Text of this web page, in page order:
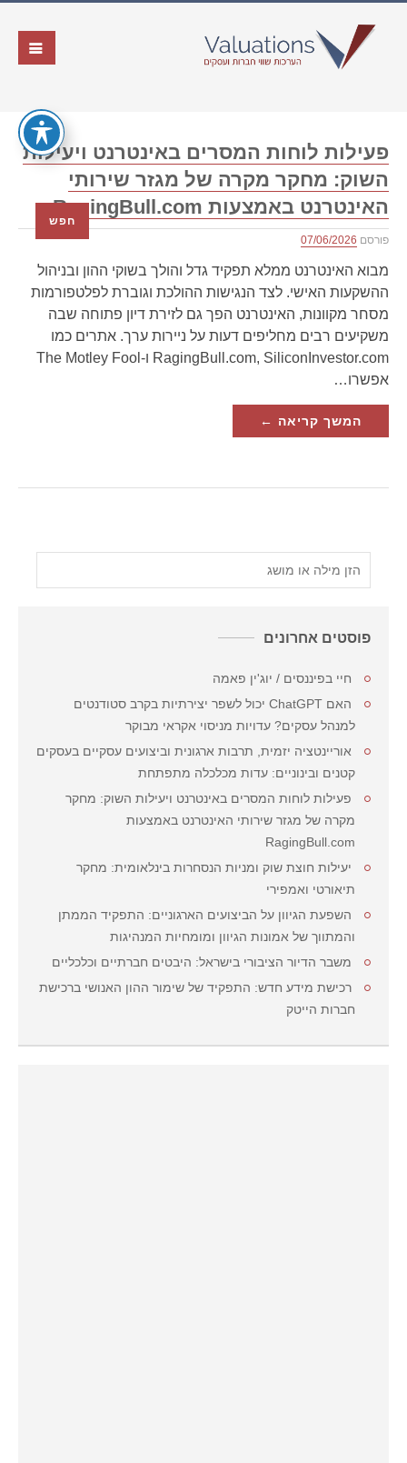
פעילות לוחות המסרים באינטרנט ויעילות
השוק: מחקר מקרה של מגזר שירותי
האינטרנט באמצעות RagingBull.com
פורסם 07/06/2026
מבוא האינטרנט ממלא תפקיד גדל והולך בשוקי ההון ובניהול
ההשקעות האישי. לצד הנגישות ההולכת וגוברת לפלטפורמות
מסחר מקוונות, האינטרנט הפך גם לזירת דיון פתוחה שבה
משקיעים רבים מחליפים דעות על ניירות ערך. אתרים כמו
RagingBull.com, SiliconInvestor.com ו-The Motley Fool
אפשרו…
המשך קריאה ←
חפש
פוסטים אחרונים
חיי בפיננסים / יוג'ין פאמה
האם ChatGPT יכול לשפר יצירתיות בקרב סטודנטים
למנהל עסקים? עדויות מניסוי אקראי מבוקר
אוריינטציה יזמית, תרבות ארגונית וביצועים עסקיים בעסקים
קטנים ובינוניים: עדות מכלכלה מתפתחת
פעילות לוחות המסרים באינטרנט ויעילות השוק: מחקר
מקרה של מגזר שירותי האינטרנט באמצעות
RagingBull.com
יעילות חוצת שוק ומניות הנסחרות בינלאומית: מחקר
תיאורטי ואמפירי
השפעת הגיוון על הביצועים הארגוניים: התפקיד הממתן
והמתווך של אמונות הגיוון ומומחיות המנהיגות
משבר הדיור הציבורי בישראל: היבטים חברתיים וכלכליים
רכישת מידע חדש: התפקיד של שימור ההון האנושי ברכישת
חברות הייטק